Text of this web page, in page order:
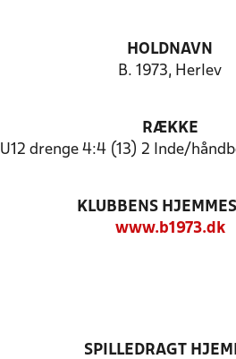
HOLDNAVN
B. 1973, Herlev
RÆKKE
U12 drenge 4:4 (13) 2 Inde/
KLUBBENS
www.b1973.dk
SPILLEDRAGT